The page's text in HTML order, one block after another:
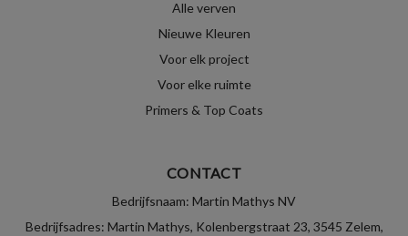
Alle verven
Nieuwe Kleuren
Voor elk project
Voor elke ruimte
Primers & Top Coats
CONTACT
Bedrijfsnaam: Martin Mathys NV
Bedrijfsadres: Martin Mathys, Kolenbergstraat 23, 3545 Zelem,